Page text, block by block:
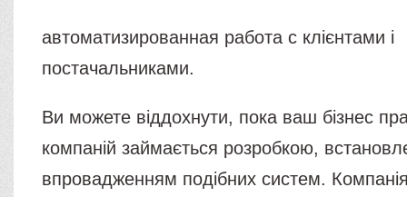
автоматизированная работа с клієнтами і
постачальниками.
Ви можете віддохнути, пока ваш бізнес
компаній займається розробкою,
впровадженням подібних систем.